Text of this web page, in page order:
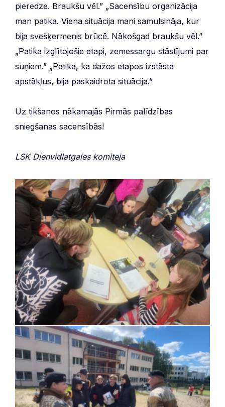
pieredze. Braukšu vēl.” „Sacensību organizācija
man patika. Viena situācija mani samulsināja, kur
bija svešķermenis brūcē. Nākošgad braukšu vēl.”
„Patika izglītojošie etapi, zemessargu stāstījumi par
suņiem.” „Patika, ka dažos etapos izstāsta
apstākļus, bija paskaidrota situācija.”
Uz tikšanos nākamajās Pirmās palīdzības
sniegšanas sacensībās!
LSK Dienvidlatgales komiteja